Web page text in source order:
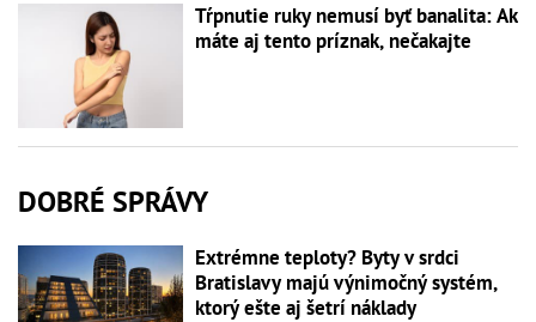
Tŕpnutie ruky nemusí byť banalita: Ak
máte aj tento príznak, nečakajte
DOBRÉ SPRÁVY
Extrémne teploty? Byty v srdci
Bratislavy majú výnimočný systém,
ktorý ešte aj šetrí náklady